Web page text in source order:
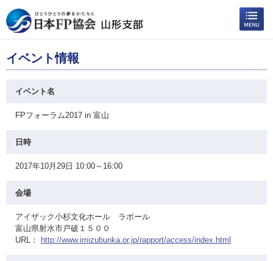
イベント情報
イベント名
FPフォーラム2017 in 富山
日時
2017年10月29日 10:00～16:00
会場
アイザック小杉文化ホール ラポール
富山県射水市戸破１５００
URL：
http://www.imizubunka.or.jp/rapport/access/index.html